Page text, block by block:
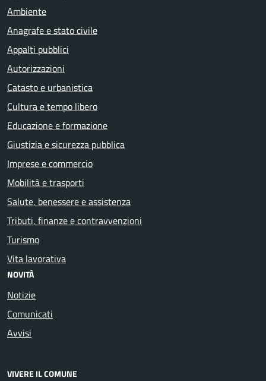
Ambiente
Anagrafe e stato civile
Appalti pubblici
Autorizzazioni
Catasto e urbanistica
Cultura e tempo libero
Educazione e formazione
Giustizia e sicurezza pubblica
Imprese e commercio
Mobilità e trasporti
Salute, benessere e assistenza
Tributi, finanze e contravvenzioni
Turismo
Vita lavorativa
NOVITÀ
Notizie
Comunicati
Avvisi
VIVERE IL COMUNE